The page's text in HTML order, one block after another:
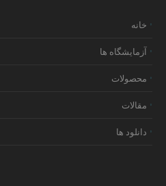
خانه
آزمایشگاه ها
محصولات
مقالات
دانلود ها